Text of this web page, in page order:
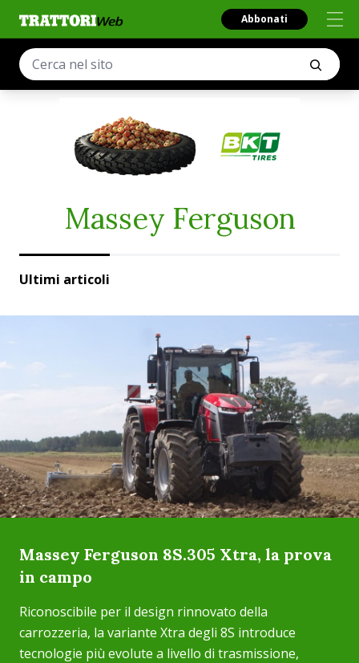
Abbonati
Massey Ferguson
Ultimi articoli
Massey Ferguson 8S.305 Xtra, la prova
in campo
Riconoscibile per il design rinnovato della
carrozzeria, la variante Xtra degli 8S introduce
tecnologie più evolute a livello di trasmissione,